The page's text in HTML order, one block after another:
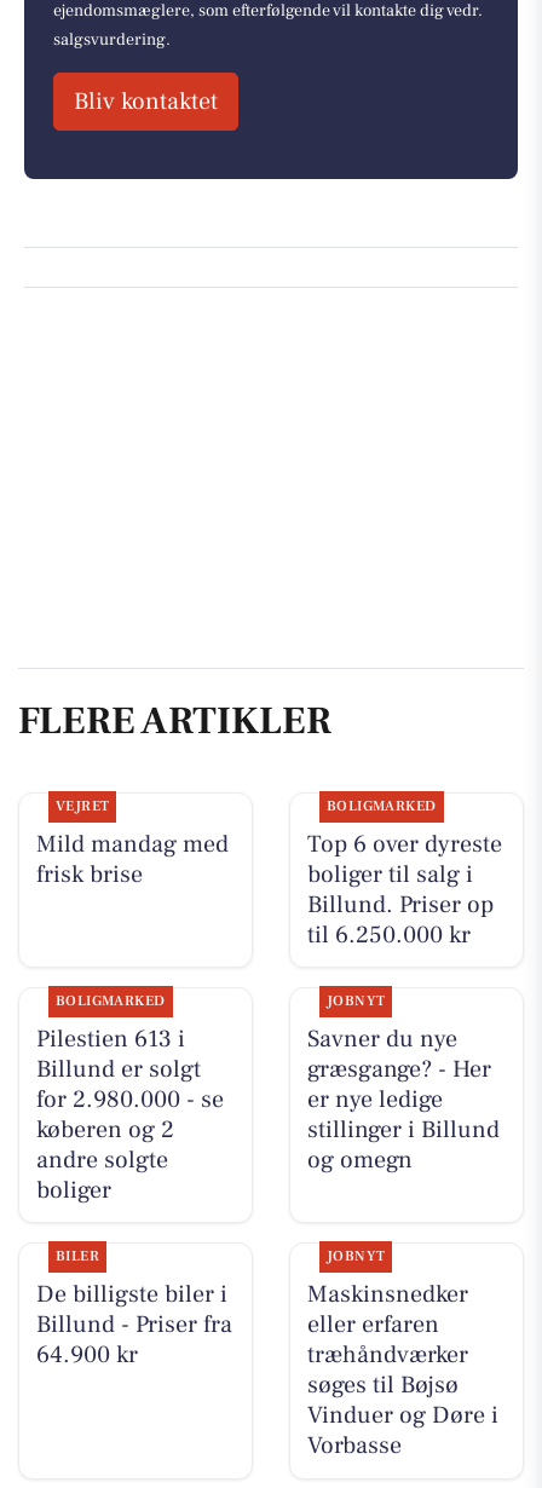
ejendomsmæglere, som efterfølgende vil kontakte dig vedr.
salgsvurdering.
Bliv kontaktet
FLERE ARTIKLER
VEJRET
Mild mandag med
frisk brise
BOLIGMARKED
Top 6 over dyreste
boliger til salg i
Billund. Priser op
til 6.250.000 kr
BOLIGMARKED
Pilestien 613 i
Billund er solgt
for 2.980.000 - se
køberen og 2
andre solgte
boliger
JOBNYT
Savner du nye
græsgange? - Her
er nye ledige
stillinger i Billund
og omegn
BILER
De billigste biler i
Billund - Priser fra
64.900 kr
JOBNYT
Maskinsnedker
eller erfaren
træhåndværker
søges til Bøjsø
Vinduer og Døre i
Vorbasse